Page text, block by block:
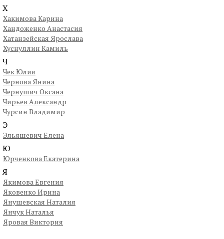
Х
Хакимова Карина
Хандоженко Анастасия
Хатанзейская Ярослава
Хуснуллин Камиль
Ч
Чек Юлия
Чернова Янина
Чернушич Оксана
Чирьев Александр
Чурсин Владимир
Э
Эльяшевич Елена
Ю
Юрченкова Екатерина
Я
Якимова Евгения
Яковенко Ирина
Янушевская Наталия
Янчук Наталья
Яровая Виктория